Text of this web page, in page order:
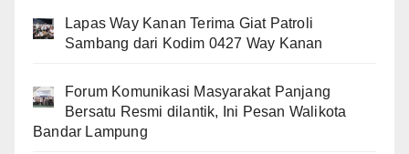
Lapas Way Kanan Terima Giat Patroli
Sambang dari Kodim 0427 Way Kanan
Forum Komunikasi Masyarakat Panjang
Bersatu Resmi dilantik, Ini Pesan Walikota
Bandar Lampung